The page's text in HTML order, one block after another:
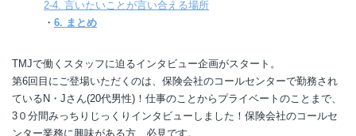
2-4. 言いたいことが言い合える場所
・ 6. まとめ
TMJで働くスタッフに迫るインタビュー企画がスタート。
第6回目にご登場いただくのは、保険会社のコールセンターで勤務され
ているN・Jさん(20代男性)！仕事のことからプライベートのことまで、
3０分間みっちりじっくりインタビューしました！保険会社のコールセ
ンター業務に興味がある方、必見です。